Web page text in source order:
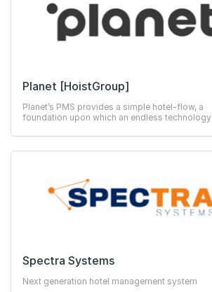
Planet [HoistGroup]
Planet’s PMS provides a simple hotel-flow, a
foundation upon which an endless technology
Spectra Systems
Next generation hotel management system